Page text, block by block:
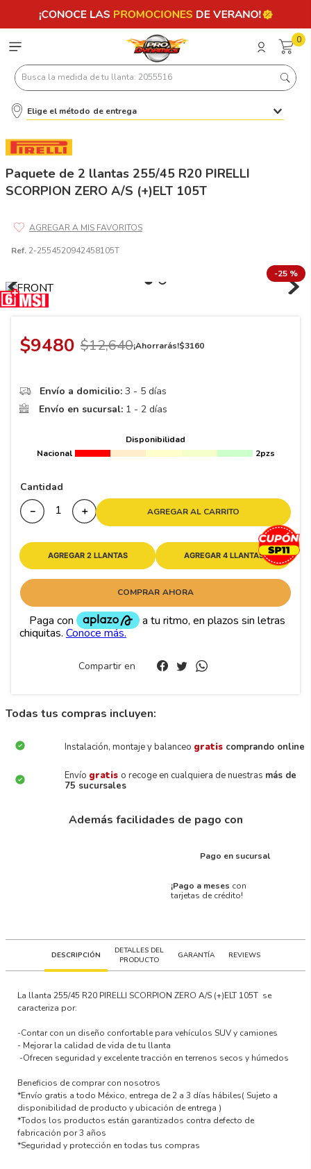
0
Busca la medida de tu llanta: 2055516
Elige el método de entrega
Paquete de 2 llantas 255/45 R20 PIRELLI
SCORPION ZERO A/S (+)ELT 105T
Ref. 2-2554520942458105T
-25 %
$9480 $12,640¡Ahorrarás!$3160
Envío a domicilio: 3 - 5 días
Envío en sucursal: 1 - 2 días
Disponibilidad
Nacional
2pzs
Cantidad
＋
－ AGREGAR AL CARRITO
AGREGAR 2 LLANTAS AGREGAR 4 LLANTAS
COMPRAR AHORA
Compartir en
Todas tus compras incluyen:
Instalación, montaje y balanceo gratis comprando online
Envío gratis o recoge en cualquiera de nuestras más de
75 sucursales
Además facilidades de pago con
Pago en sucursal
¡Pago a meses con
tarjetas de crédito!
DESCRIPCIÓN
DETALLES DEL
PRODUCTO
GARANTÍA REVIEWS
La llanta255/45 R20 PIRELLI SCORPION ZERO A/S (+)ELT 105T se
caracteriza por:
-Contar con un diseño confortable para vehículos SUV y camiones
- Mejorar la calidad de vida de tu llanta
-Ofrecen seguridad y excelente tracción en terrenos secos y húmedos
Beneficios de comprar con nosotros
*Envío gratis a todo México, entrega de 2 a 3 días hábiles( Sujeto a
disponibilidad de producto y ubicación de entrega )
*Todos los productos están garantizados contra defecto de
fabricación por 3 años
*Seguridad y protección en todas tus compras
Términos más buscados
2
3. 225
7.245